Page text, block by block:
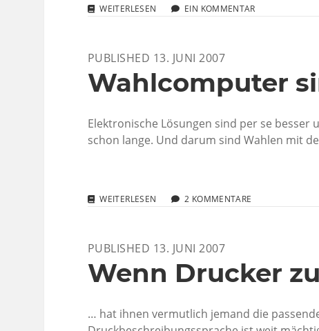
WEITERLESEN BARCAMPS:EIN KOMMENTAR
PUBLISHED 13. JUNI 2007
Wahlcomputer
Elektronische Lösungen sind per se besser
schon lange. Und darum sind Wahlen mit
WEITERLESEN WAHLCOMPUTER
2 KOMMENTARE
PUBLISHED 13. JUNI 2007
Wenn Drucker
… hat ihnen vermutlich jemand die